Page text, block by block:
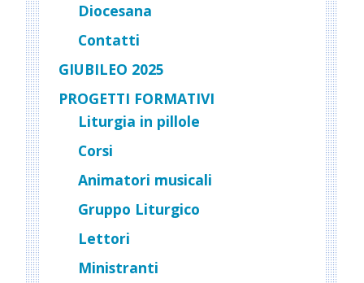
Diocesana
Contatti
GIUBILEO 2025
PROGETTI FORMATIVI
Liturgia in pillole
Corsi
Animatori musicali
Gruppo Liturgico
Lettori
Ministranti